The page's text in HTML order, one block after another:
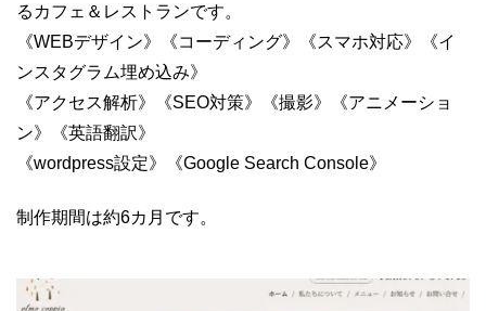
るカフェ＆レストランです。
《WEBデザイン》《コーディング》《スマホ対応》《イ
ンスタグラム埋め込み》
《アクセス解析》《SEO対策》《撮影》《アニメーショ
ン》《英語翻訳》
《wordpress設定》《Google Search Console》
制作期間は約6カ月です。